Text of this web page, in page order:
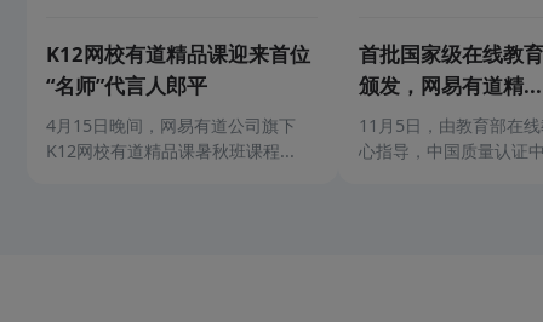
K12网校有道精品课迎来首位
“名师”代言人郎平
4月15日晚间，网易有道公司旗下
K12网校有道精品课暑秋班课程...
首批国家级在线教
颁发，网易有道精...
11月5日，由教育部在
心指导，中国质量认证